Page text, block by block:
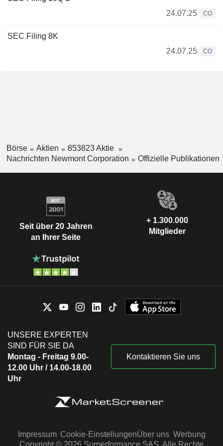
24.07.25
CO
SEC Filing 8K
24.07.25
CO
Börse Aktien
853823 Aktie
Nachrichten Newmont Corporation
Offizielle Publikationen
Seit über 20 Jahren
an Ihrer Seite
+ 1.300.000
Mitglieder
UNSERE EXPERTEN
SIND FÜR SIE DA
Montag - Freitag 9.00-
12.00 Uhr / 14.00-18.00
Uhr
Kontaktieren Sie uns
Impressum Cookie-EinstellungenÜber uns Werbung
Copyright © 2026 Surperformance SAS. Alle Rechte